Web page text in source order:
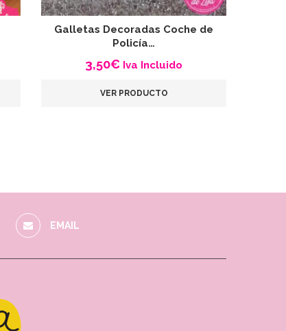
Galletas Decoradas Coche de
Policía…
3,50€ Iva Incluido
VER PRODUCTO
EMAIL